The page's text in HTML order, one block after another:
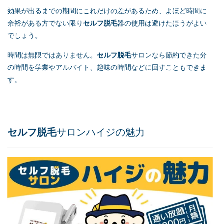
効果が出るまでの期間にこれだけの差があるため、よほど時間に
余裕がある方でない限りセルフ脱毛器の使用は避けたほうがよい
でしょう。
時間は無限ではありません。 セルフ脱毛サロンなら節約できた分
の時間を学業やアルバイト、趣味の時間などに回すこともできま
す。
セルフ脱毛サロンハイジの魅力